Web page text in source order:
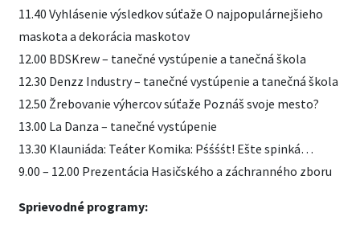
11.40 Vyhlásenie výsledkov súťaže O najpopulárnejšieho
maskota a dekorácia maskotov
12.00 BDSKrew – tanečné vystúpenie a tanečná škola
12.30 Denzz Industry – tanečné vystúpenie a tanečná škola
12.50 Žrebovanie výhercov súťaže Poznáš svoje mesto?
13.00 La Danza – tanečné vystúpenie
13.30 Klauniáda: Teáter Komika: Pśśśśt! Ešte spinká…
9.00 – 12.00 Prezentácia Hasičského a záchranného zboru
Sprievodné programy: